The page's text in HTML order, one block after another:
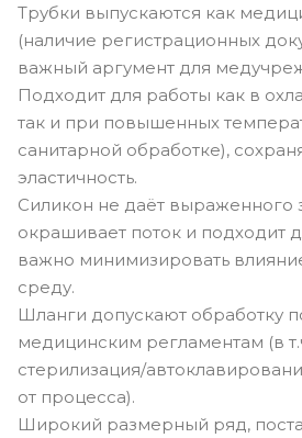
Трубки выпускаются как
(наличие регистрационных
важный аргумент для
Подходит для работы как в
так и при повышенных
санитарной обработке),
эластичность.
Силикон не даёт выраженного
окрашивает поток и подходит
важно минимизировать
среду.
Шланги допускают обработку
медицинским регламентам (в
стерилизация/
от процесса).
Широкий размерный ряд,